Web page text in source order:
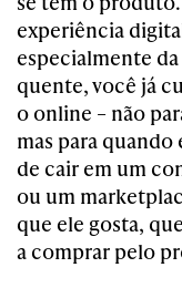
experiência
especialmente
quente, você já
o online – não
mas para
de cair em um
ou um
que ele gosta,
a comprar pelo